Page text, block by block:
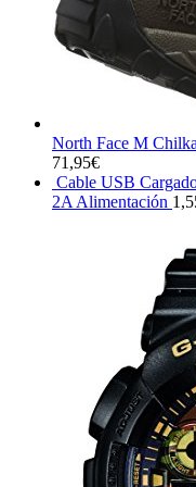
North Face M
71,95€
Cable USB
2A Alimentación